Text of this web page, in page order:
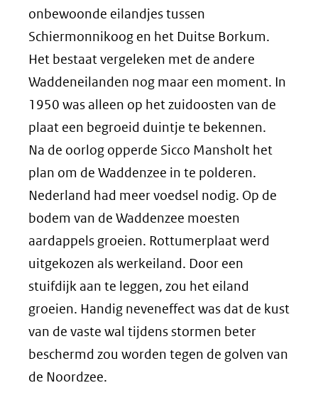
onbewoonde eilandjes tussen
Schiermonnikoog en het Duitse Borkum.
Het bestaat vergeleken met de andere
Waddeneilanden nog maar een moment. In
1950 was alleen op het zuidoosten van de
plaat een begroeid duintje te bekennen.
Na de oorlog opperde Sicco Mansholt het
plan om de Waddenzee in te polderen.
Nederland had meer voedsel nodig. Op de
bodem van de Waddenzee moesten
aardappels groeien. Rottumerplaat werd
uitgekozen als werkeiland. Door een
stuifdijk aan te leggen, zou het eiland
groeien. Handig neveneffect was dat de kust
van de vaste wal tijdens stormen beter
beschermd zou worden tegen de golven van
de Noordzee.